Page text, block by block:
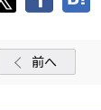
前へ